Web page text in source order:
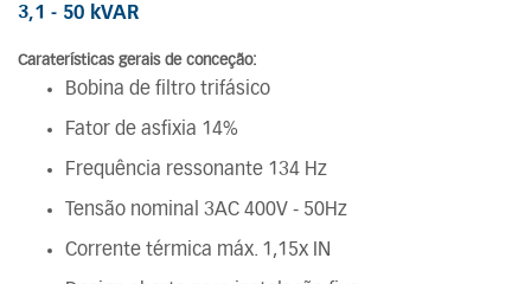
3,1 - 50 kVAR
Caraterísticas gerais de conceção:
Bobina de filtro trifásico
Fator de asfixia 14%
Frequência ressonante 134 Hz
Tensão nominal 3AC 400V - 50Hz
Corrente térmica máx. 1,15x IN